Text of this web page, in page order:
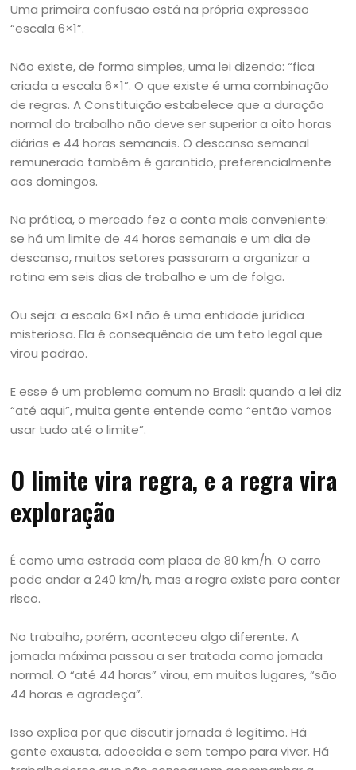
Uma primeira confusão está na própria expressão
“escala 6×1”.
Não existe, de forma simples, uma lei dizendo: “fica
criada a escala 6×1”. O que existe é uma combinação
de regras. A Constituição estabelece que a duração
normal do trabalho não deve ser superior a oito horas
diárias e 44 horas semanais. O descanso semanal
remunerado também é garantido, preferencialmente
aos domingos.
Na prática, o mercado fez a conta mais conveniente:
se há um limite de 44 horas semanais e um dia de
descanso, muitos setores passaram a organizar a
rotina em seis dias de trabalho e um de folga.
Ou seja: a escala 6×1 não é uma entidade jurídica
misteriosa. Ela é consequência de um teto legal que
virou padrão.
E esse é um problema comum no Brasil: quando a lei diz
“até aqui”, muita gente entende como “então vamos
usar tudo até o limite”.
O limite vira regra, e a regra vira
exploração
É como uma estrada com placa de 80 km/h. O carro
pode andar a 240 km/h, mas a regra existe para conter
risco.
No trabalho, porém, aconteceu algo diferente. A
jornada máxima passou a ser tratada como jornada
normal. O “até 44 horas” virou, em muitos lugares, “são
44 horas e agradeça”.
Isso explica por que discutir jornada é legítimo. Há
gente exausta, adoecida e sem tempo para viver. Há